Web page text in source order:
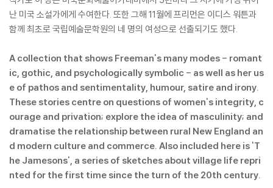
난 미국 소설가에게 수여한다. 또한 그해 11월에 프리먼은 이디스 워튼과
함께 최초로 국립예술문학원의 네 명의 여성으로 선출되기도 했다.
A collection that shows Freeman's many modes - romant
ic, gothic, and psychologically symbolic - as well as her us
e of pathos and sentimentality, humour, satire and irony.
These stories centre on questions of women's integrity, c
ourage and privation; explore the idea of masculinity; and
dramatise the relationship between rural New England an
d modern culture and commerce. Also included here is 'T
he Jamesons', a series of sketches about village life repri
nted for the first time since the turn of the 20th century.